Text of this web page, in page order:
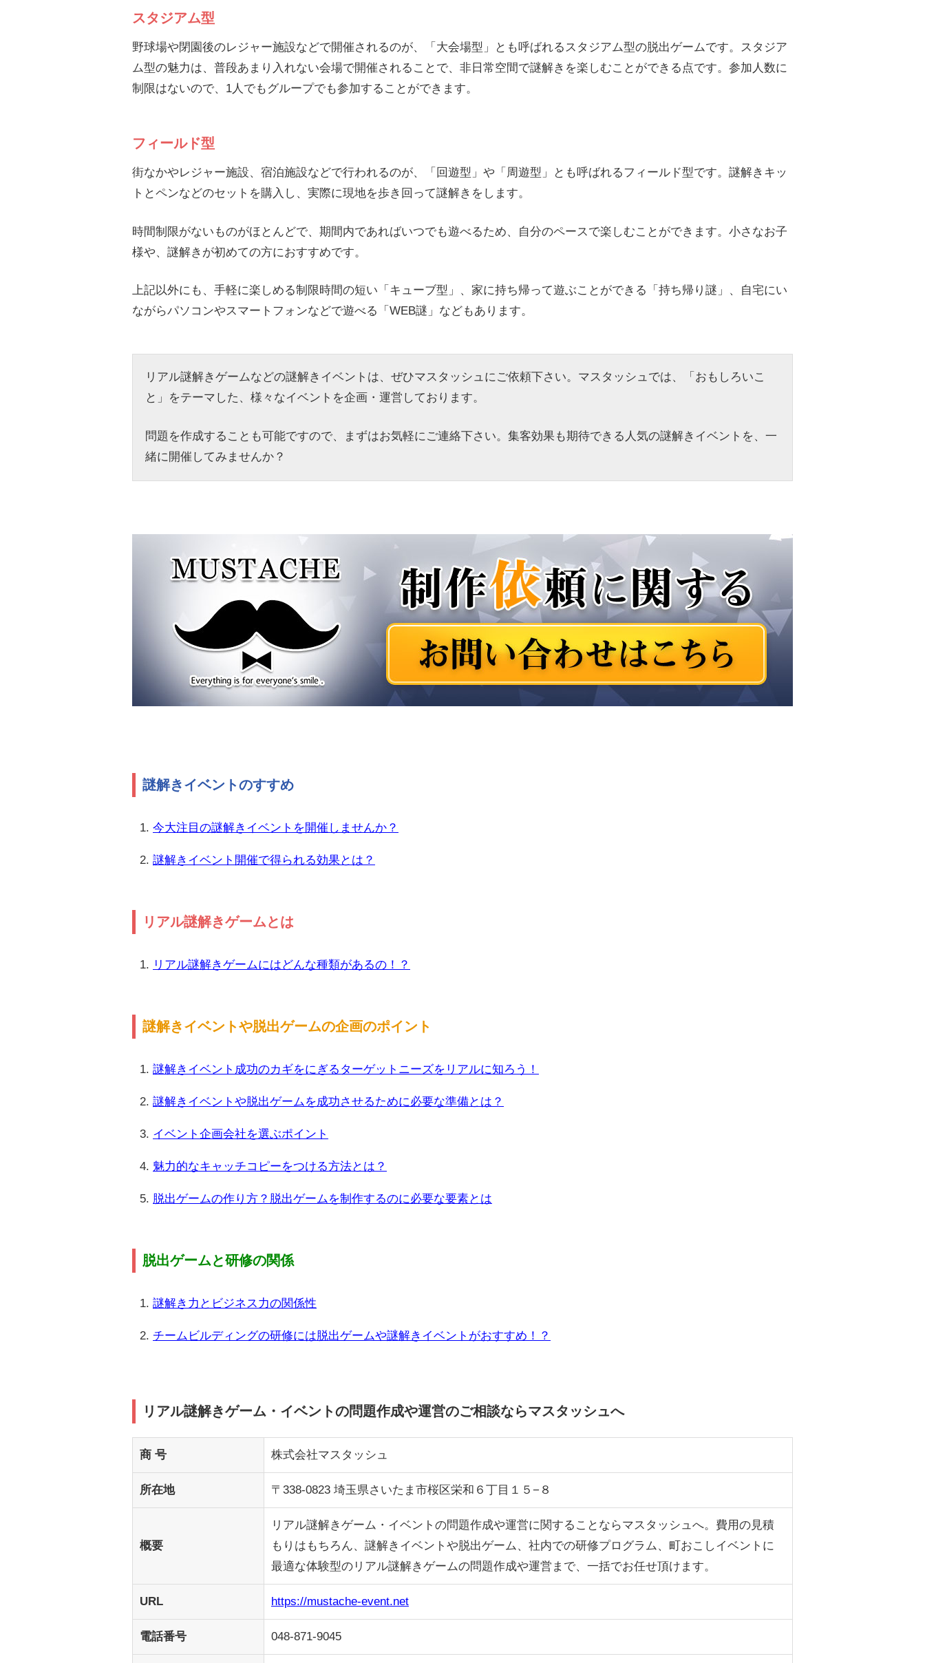
スタジアム型
野球場や閉園後のレジャー施設などで開催されるのが、「大会場型」とも呼ばれるスタジアム型の脱出ゲームです。スタジア
ム型の魅力は、普段あまり入れない会場で開催されることで、非日常空間で謎解きを楽しむことができる点です。参加人数に
制限はないので、1人でもグループでも参加することができます。
フィールド型
街なかやレジャー施設、宿泊施設などで行われるのが、「回遊型」や「周遊型」とも呼ばれるフィールド型です。謎解きキッ
トとペンなどのセットを購入し、実際に現地を歩き回って謎解きをします。
時間制限がないものがほとんどで、期間内であればいつでも遊べるため、自分のペースで楽しむことができます。小さなお子
様や、謎解きが初めての方におすすめです。
上記以外にも、手軽に楽しめる制限時間の短い「キューブ型」、家に持ち帰って遊ぶことができる「持ち帰り謎」、自宅にい
ながらパソコンやスマートフォンなどで遊べる「WEB謎」などもあります。
リアル謎解きゲームなどの謎解きイベントは、ぜひマスタッシュにご依頼下さい。マスタッシュでは、「おもしろいこ
と」をテーマした、様々なイベントを企画・運営しております。
問題を作成することも可能ですので、まずはお気軽にご連絡下さい。集客効果も期待できる人気の謎解きイベントを、一
緒に開催してみませんか？
謎解きイベントのすすめ
今大注目の謎解きイベントを開催しませんか？
謎解きイベント開催で得られる効果とは？
リアル謎解きゲームとは
リアル謎解きゲームにはどんな種類があるの！？
謎解きイベントや脱出ゲームの企画のポイント
謎解きイベント成功のカギをにぎるターゲットニーズをリアルに知ろう！
謎解きイベントや脱出ゲームを成功させるために必要な準備とは？
イベント企画会社を選ぶポイント
魅力的なキャッチコピーをつける方法とは？
脱出ゲームの作り方？脱出ゲームを制作するのに必要な要素とは
脱出ゲームと研修の関係
謎解き力とビジネス力の関係性
チームビルディングの研修には脱出ゲームや謎解きイベントがおすすめ！？
リアル謎解きゲーム・イベントの問題作成や運営のご相談ならマスタッシュへ
商 号 株式会社マスタッシュ
所在地 〒338-0823 埼玉県さいたま市桜区栄和６丁目１５−８
概要
リアル謎解きゲーム・イベントの問題作成や運営に関することならマスタッシュへ。費用の見積
もりはもちろん、謎解きイベントや脱出ゲーム、社内での研修プログラム、町おこしイベントに
最適な体験型のリアル謎解きゲームの問題作成や運営まで、一括でお任せ頂けます。
URL https://mustache-event.net
電話番号 048-871-9045